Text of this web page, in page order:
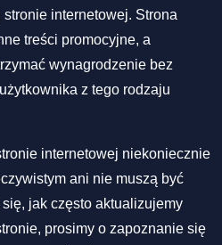
internetowej. Strona
treści promocyjne, a
wynagrodzenie bez
z tego rodzaju
internetowej niekoniecznie
ani nie muszą być
jak często aktualizujemy
prosimy o zapoznanie się